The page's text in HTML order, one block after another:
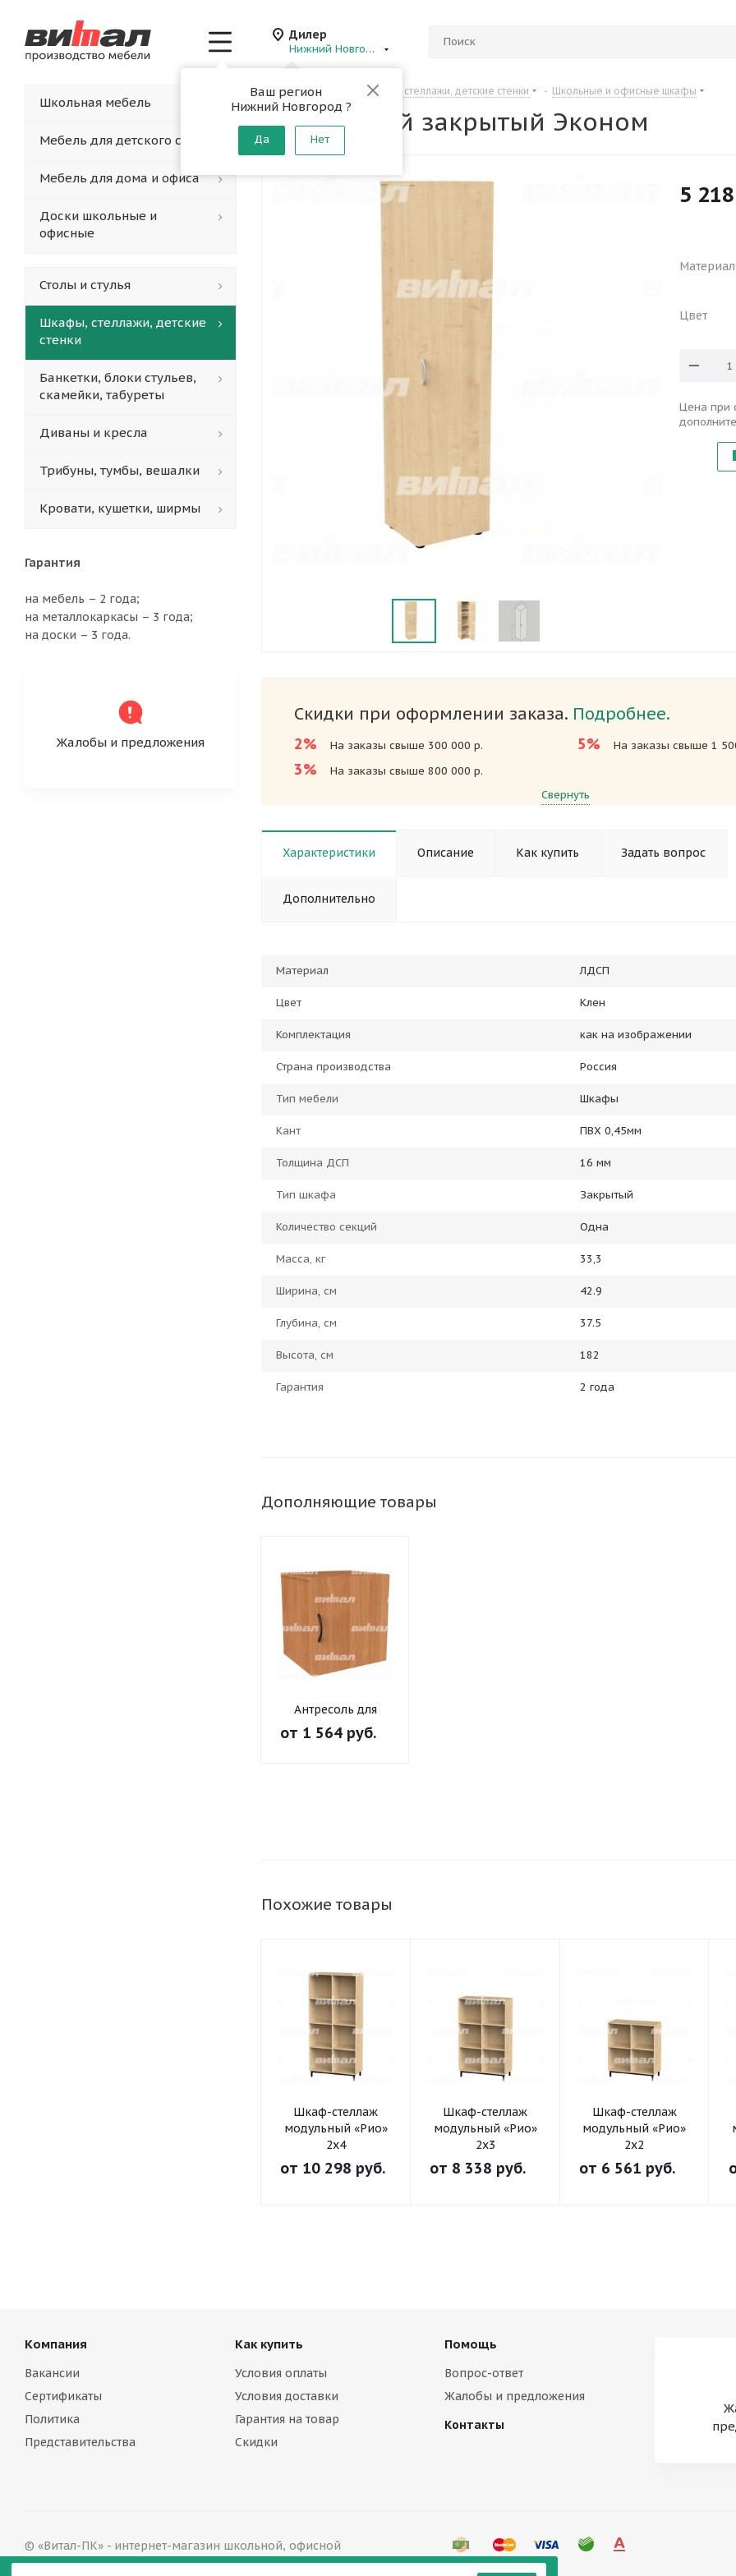
Дилер
Нижний Новгород
Ваш регион
Нижний Новгород ?
Да Нет
Главная - Каталог Шкафы, стеллажи, детские стенки - Школьные и офисные шкафы
Шкаф узкий закрытый Эконом
5 218
Материал
Цвет
Цена при
Скидки при оформлении заказа. Подробнее.
2% На заказы свыше 300 000 р.
3% На заказы свыше 800 000 р.
5% На заказы свыше 1
Свернуть
Характеристики Описание Как купить Задать вопрос
Дополнительно
Материал ЛДСП
Цвет Клен
Комплектация как на изображении
Страна производства Россия
Тип мебели Шкафы
Кант ПВХ 0,45мм
Толщина ДСП 16 мм
Тип шкафа Закрытый
Количество секций Одна
Масса, кг 33,3
Ширина, см 42.9
Глубина, см 37.5
Высота, см 182
Гарантия 2 года
Дополняющие товары
Антресоль для
шкафа узкого
Эконом
от 1 564 руб.
Похожие товары
Шкаф-стеллаж
модульный «Рио»
2х4
от 10 298 руб.
Шкаф-стеллаж
модульный «Рио»
2х3
от 8 338 руб.
Шкаф-стеллаж
модульный «Рио»
2х2
от 6 561 руб.
Школьная мебель
Мебель для детского сада
Мебель для дома и офиса
Доски школьные и
офисные
Столы и стулья
Шкафы, стеллажи, детские
стенки
Банкетки, блоки стульев,
скамейки, табуреты
Диваны и кресла
Трибуны, тумбы, вешалки
Кровати, кушетки, ширмы
Гарантия
на мебель – 2 года;
на металлокаркасы – 3 года;
на доски – 3 года.
Жалобы и предложения
Компания
Вакансии
Сертификаты
Политика
Представительства
Как купить
Условия оплаты
Условия доставки
Гарантия на товар
Скидки
Помощь
Вопрос-ответ
Жалобы и предложения
Контакты
© «Витал-ПК» - интернет-магазин школьной, офисной
мебели в Нижнем Новгороде, 2002—2026